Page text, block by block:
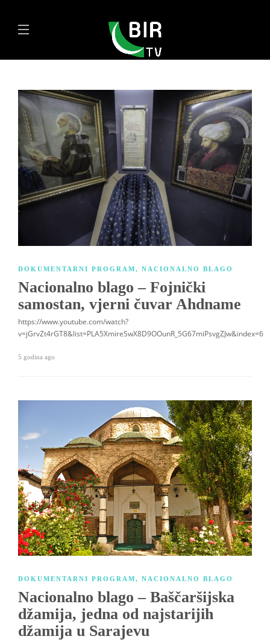
DOKUMENTARNI PROGRAM, NACIONALNO BLAGO
Nacionalno blago – Fojnički
samostan, vjerni čuvar Ahdname
https://www.youtube.com/watch?
v=jGrvZt4rGT8&list=PLA5XmireSwX8D9OOunR_5G67miPsvgZJw&index=6
5 godina ago
DOKUMENTARNI PROGRAM, NACIONALNO BLAGO
Nacionalno blago – Baščaršijska
džamija, jedna od najstarijih
džamija u Sarajevu